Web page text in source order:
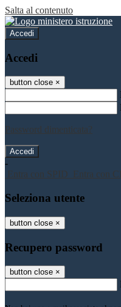
Salta al contenuto
Accedi
Accedi
button close ×
Password dimenticata?
-
Entra con SPID
Entra con
Seleziona utente
button close ×
Recupero password
button close ×